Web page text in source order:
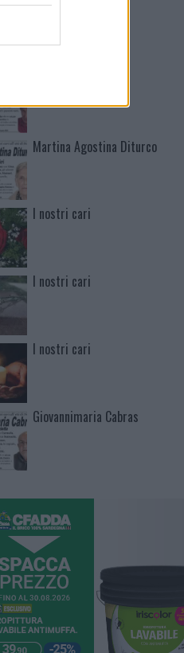
Mario Malu
Martina Agostina Diturco
I nostri cari
I nostri cari
I nostri cari
Giovannimaria Cabras